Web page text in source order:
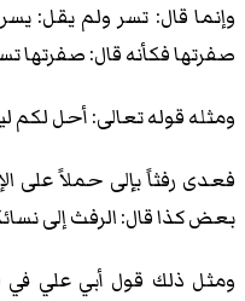
وإنما قال: تسر ولم يقل:
صفرتها فكأنه قال: صفرتها
ومثله قوله تعالى: أحل لكم
فعدى رفثاً بإلى حملاً على
بعض كذا قال: الرفث إلى
ومثل ذلك قول أبي علي في